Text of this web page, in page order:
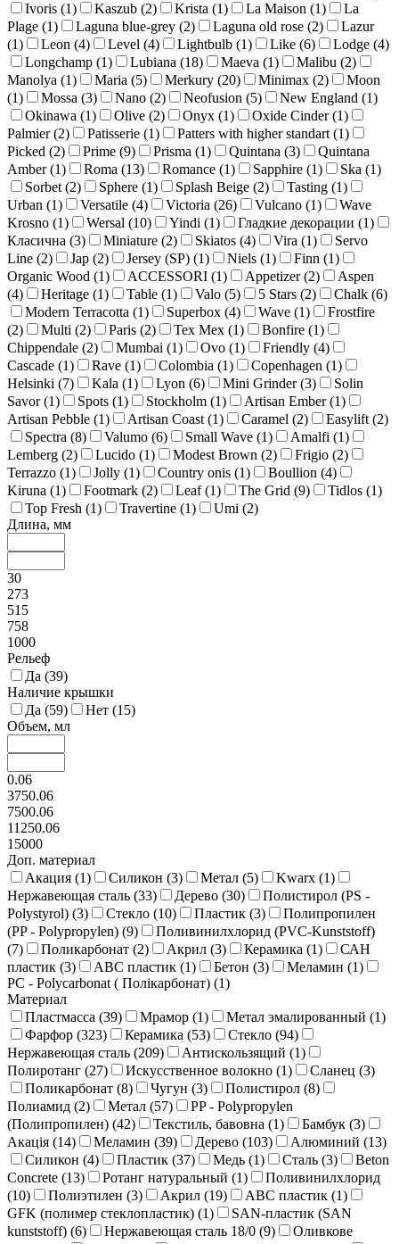
Ivoris (1) Kaszub (2) Krista (1) La Maison (1)
La
Plage (1) Laguna blue-grey (2) Laguna old rose (2)
Lazur
(1) Leon (4) Level (4) Lightbulb (1) Like (6) Lodge (4)
Longchamp (1) Lubiana (18) Maeva (1) Malibu (2)
Manolya (1) Maria (5) Merkury (20) Minimax (2)
Moon
(1) Mossa (3) Nano (2) Neofusion (5) New England (1)
Okinawa (1) Olive (2) Onyx (1) Oxide Cinder (1)
Palmier (2) Patisserie (1) Patters with higher standart (1)
Picked (2) Prime (9) Prisma (1) Quintana (3)
Quintana
Amber (1) Roma (13) Romance (1) Sapphire (1) Ska (1)
Sorbet (2) Sphere (1) Splash Beige (2) Tasting (1)
Urban (1) Versatile (4) Victoria (26) Vulcano (1)
Wave
Krosno (1) Wersal (10) Yindi (1) Гладкие декорации (1)
Класична (3) Miniature (2) Skiatos (4) Vira (1)
Servo
Line (2) Jap (2) Jersey (SP) (1) Niels (1) Finn (1)
Organic Wood (1) ACCESSORI (1) Appetizer (2)
Aspen
(4) Heritage (1) Table (1) Valo (5) 5 Stars (2) Chalk (6)
Modern Terracotta (1) Superbox (4) Wave (1)
Frostfire
(2) Multi (2) Paris (2) Tex Mex (1) Bonfire (1)
Chippendale (2) Mumbai (1) Ovo (1) Friendly (4)
Cascade (1) Rave (1) Colombia (1) Copenhagen (1)
Helsinki (7) Kala (1) Lyon (6) Mini Grinder (3)
Solin
Savor (1) Spots (1) Stockholm (1) Artisan Ember (1)
Artisan Pebble (1) Artisan Coast (1) Caramel (2) Easylift (2)
Spectra (8) Valumo (6) Small Wave (1) Amalfi (1)
Lemberg (2) Lucido (1) Modest Brown (2) Frigio (2)
Terrazzo (1) Jolly (1) Country onis (1) Boullion (4)
Kiruna (1) Footmark (2) Leaf (1) The Grid (9) Tidlos (1)
Top Fresh (1) Travertine (1) Umi (2)
Длина, мм
30
273
515
758
1000
Рельеф
Да (39)
Наличие крышки
Да (59) Нет (15)
Объем, мл
0.06
3750.06
7500.06
11250.06
15000
Доп. материал
Акация (1) Силикон (3) Метал (5) Kwarx (1)
Нержавеющая сталь (33) Дерево (30)
Полистирол (PS -
Polystyrol) (3) Стекло (10) Пластик (3)
Полипропилен
(PP - Polypropylen) (9)
Поливинилхлорид (PVC-Kunststoff)
(7) Поликарбонат (2) Акрил (3) Керамика (1)
САН
пластик (3) ABC пластик (1) Бетон (3) Меламин (1)
PC - Polycarbonat ( Полікарбонат) (1)
Материал
Пластмасса (39) Мрамор (1) Метал эмалированный (1)
Фарфор (323) Керамика (53) Стекло (94)
Нержавеющая сталь (209) Антискользящий (1)
Полиротанг (27) Искусственное волокно (1) Сланец (3)
Поликарбонат (8) Чугун (3) Полистирол (8)
Полиамид (2) Метал (57)
PP - Polypropylen
(Полипропилен) (42) Текстиль, бавовна (1) Бамбук (3)
Акація (14) Меламин (39) Дерево (103) Алюминий (13)
Силикон (4) Пластик (37) Медь (1) Сталь (3)
Beton
Concrete (13) Ротанг натуральный (1)
Поливинилхлорид
(10) Полиэтилен (3) Акрил (19) ABC пластик (1)
GFK (полимер стеклопластик) (1)
SAN-пластик (SAN
kunststoff) (6) Нержавеющая сталь 18/0 (9)
Оливкове